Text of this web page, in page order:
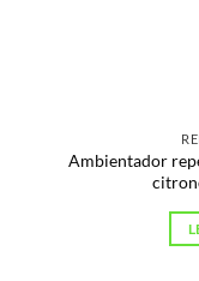
Ambientador